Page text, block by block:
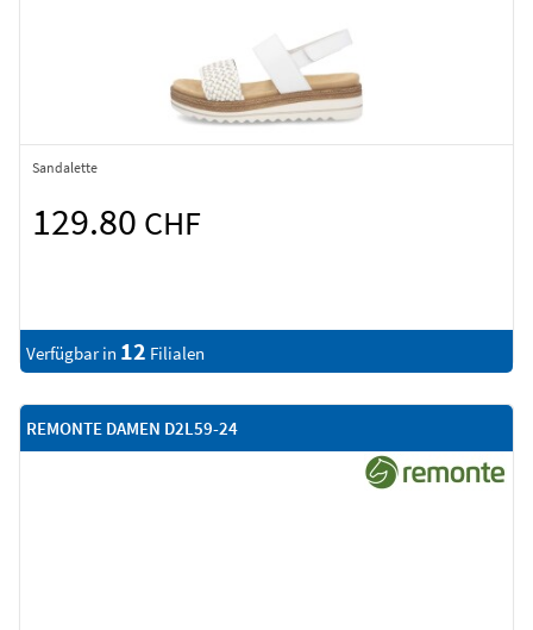
Sandalette
129.80 CHF
Verfügbar in 12 Filialen
REMONTE DAMEN D2L59-24